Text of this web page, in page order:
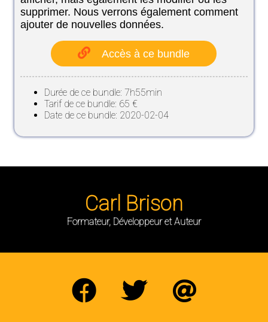
supprimer. Nous verrons également comment
ajouter de nouvelles données.
Accès à ce bundle
Durée de ce bundle: 7h55min
Tarif de ce bundle: 65 €
Date de ce bundle: 2020-02-04
Carl Brison
Formateur, Développeur et Auteur